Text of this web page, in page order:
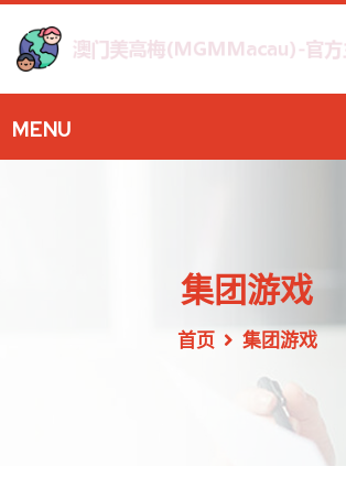
集团游戏
首页 集团游戏